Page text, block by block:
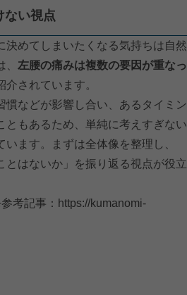
ない視点
決めてしまいたくなる気持ちは自然
左腰の痛みは複数の要因が重なっ
介されています。
慣などが影響し合い、あるタイミン
ともあるため、単純に考えすぎない
ます。まずは全体像を整理し、
とはないか」を振り返る視点が役立
考記事： https://kumanomi-